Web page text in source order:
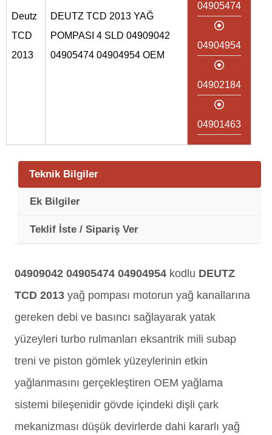
Deutz
TCD
2013
DEUTZ TCD 2013 YAĞ
POMPASI 4 SLD 04909042
04905474 04904954 OEM
04905474
04904954
04902184
04901463
Teknik Bilgiler
Ek Bilgiler
Teklif İste / Sipariş Ver
04909042 04905474 04904954 kodlu DEUTZ
TCD 2013 yağ pompası motorun yağ kanallarına
gereken debi ve basıncı sağlayarak yatak
yüzeyleri turbo rulmanları eksantrik mili subap
treni ve piston gömlek yüzeylerinin etkin
yağlanmasını gerçekleştiren OEM yağlama
sistemi bileşenidir gövde içindeki dişli çark
mekanizması düşük devirlerde dahi kararlı yağ